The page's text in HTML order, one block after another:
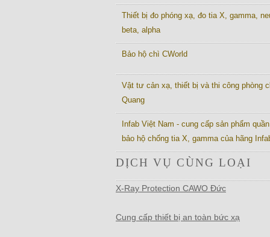
Thiết bị đo phóng xạ, đo tia X, gamma,
beta, alpha
Bảo hộ chì CWorld
Vật tư cản xạ, thiết bị và thi công phòng
Quang
Infab Việt Nam - cung cấp sản phẩm
bảo hộ chống tia X, gamma của hãng
DỊCH VỤ CÙNG LOẠI
X-Ray Protection CAWO Đức
Cung cấp thiết bị an toàn bức xạ